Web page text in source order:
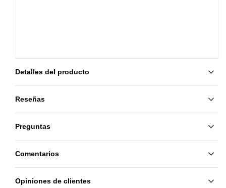
Detalles del producto
Reseñas
Preguntas
Comentarios
Opiniones de clientes